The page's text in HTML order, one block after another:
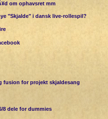
om ophavsret mm
"Skjalde" i dansk live-rollespil?
fusion for projekt skjaldesang
8 dele for dummies